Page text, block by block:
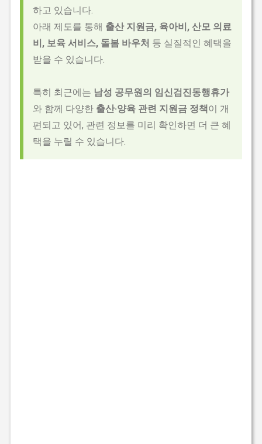
하고 있습니다.
아래 제도를 통해 출산 지원금, 육아비, 산모 의료
비, 보육 서비스, 돌봄 바우처 등 실질적인 혜택을
받을 수 있습니다.
특히 최근에는 남성 공무원의 임신검진동행휴가
와 함께 다양한 출산·양육 관련 지원금 정책이 개
편되고 있어, 관련 정보를 미리 확인하면 더 큰 혜
택을 누릴 수 있습니다.